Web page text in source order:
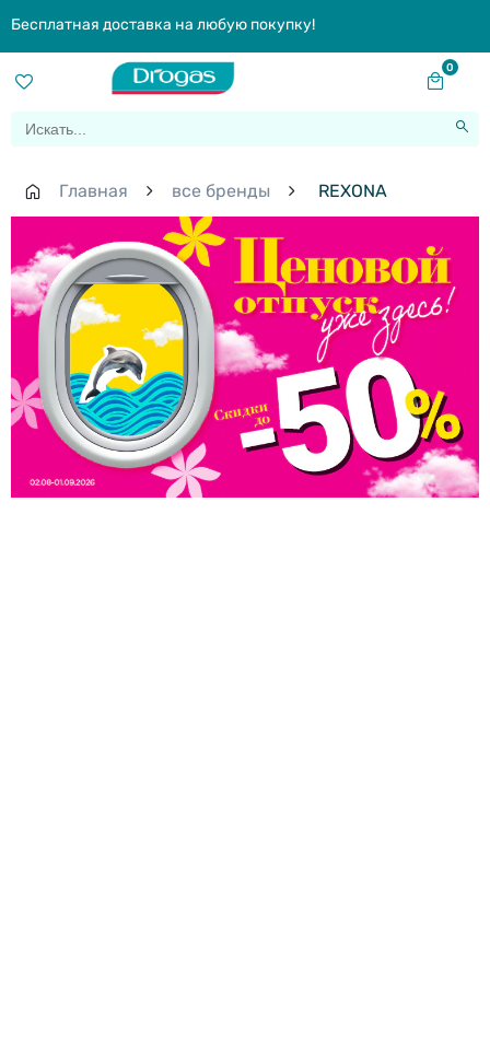
Бесплатная доставка на любую покупку!
0
Главная все бренды REXONA